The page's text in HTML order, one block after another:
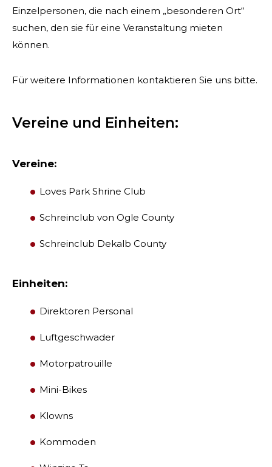
Einzelpersonen, die nach einem „besonderen Ort“
suchen, den sie für eine Veranstaltung mieten
können.
Für weitere Informationen kontaktieren Sie uns bitte.
Vereine und Einheiten:
Vereine:
Loves Park Shrine Club
Schreinclub von Ogle County
Schreinclub Dekalb County
Einheiten:
Direktoren Personal
Luftgeschwader
Motorpatrouille
Mini-Bikes
Klowns
Kommoden